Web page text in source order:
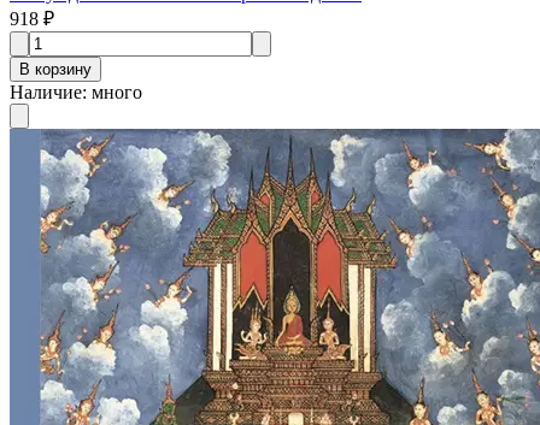
918 ₽
В корзину
Наличие: много